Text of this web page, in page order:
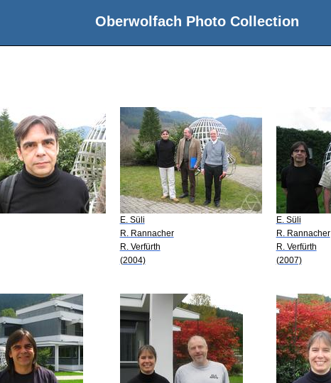
Oberwolfach Photo Collection
E. Süli
R. Rannacher
R. Verfürth
(2004)
E. Süli
R. Rannacher
R. Verfürth
(2007)